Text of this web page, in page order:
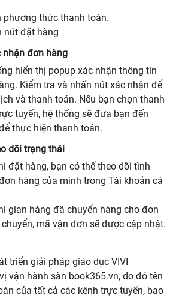
phương thức thanh toán.
nút đặt hàng
nhận đơn hàng
hiển thị popup xác nhận thông tin
Kiểm tra và nhấn nút xác nhận để
và thanh toán. Nếu bạn chọn thanh
tuyến, hệ thống sẽ đưa bạn đến
thực hiện thanh toán.
dõi trạng thái
đặt hàng, bạn có thể theo dõi tình
hàng của mình trong Tài khoản cá
gian hàng đã chuyển hàng cho đơn
mã vận đơn sẽ được cập nhật.
triển giải pháp giáo dục VIVI
vận hành sàn book365.vn, do đó tên
của tất cả các kênh trực tuyến, bao